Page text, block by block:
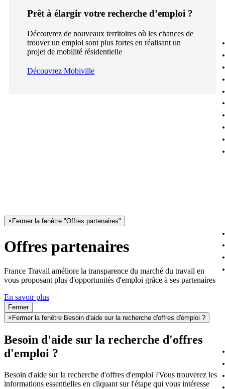
Prêt à élargir votre recherche d’emploi ?
Découvrez de nouveaux territoires où les chances de
trouver un emploi sont plus fortes en réalisant un
projet de mobilité résidentielle
Découvrez Mobiville
× Fermer la fenêtre "Offres partenaires"
Offres partenaires
France Travail améliore la transparence du marché du travail en
vous proposant plus d'opportunités d'emploi grâce à ses partenaires
En savoir plus
Fermer
× Fermer la fenêtre Besoin d'aide sur la recherche d'offres d'emploi ?
Besoin d'aide sur la recherche d'offres
d'emploi ?
Besoin d'aide sur la recherche d'offres d'emploi ?Vous trouverez les
informations essentielles en cliquant sur l'étape qui vous intéresse